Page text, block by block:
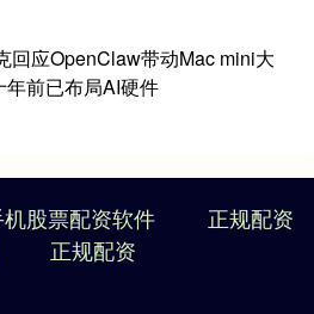
回应OpenClaw带动Mac mini大
年前已布局AI硬件
股票配资软件
正规配资
正规配资